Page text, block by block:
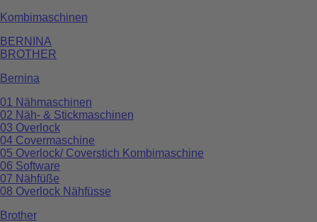
Kombimaschinen
BERNINA
BROTHER
Bernina
01 Nähmaschinen
02 Näh- & Stickmaschinen
03 Overlock
04 Covermaschine
05 Overlock/ Coverstich Kombimaschine
06 Software
07 Nähfüße
08 Overlock Nähfüsse
Brother